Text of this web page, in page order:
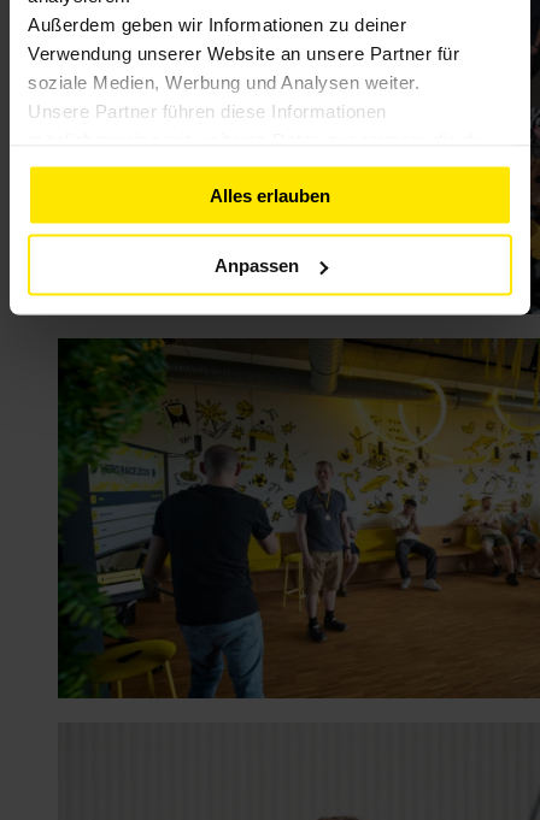
Außerdem geben wir Informationen zu deiner
Verwendung unserer Website an unsere Partner für
soziale Medien, Werbung und Analysen weiter.
Unsere Partner führen diese Informationen
ihnen bereitgestellt hast oder die sie im Rahmen deiner
Nutzung der Dienste gesammelt haben. Weitere
Informationen findest du in unserer
Datenschutzerklärung
Alles erlauben
Anpassen